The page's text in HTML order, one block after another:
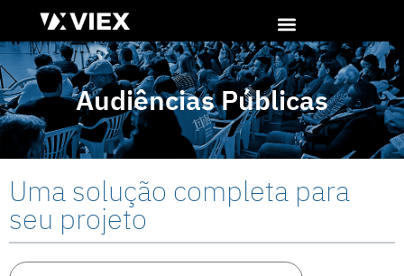
Audiências Públicas
Uma solução completa para
seu projeto